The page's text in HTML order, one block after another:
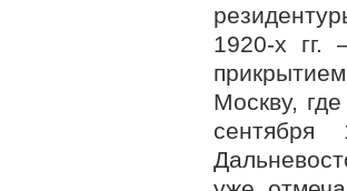
1920-х
Москву,